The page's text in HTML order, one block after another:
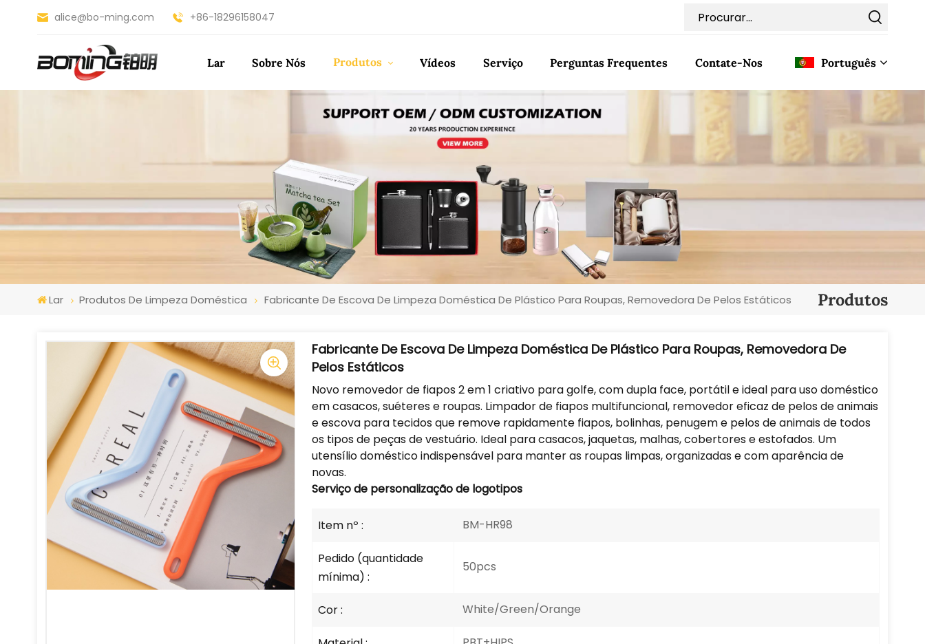
alice@bo-ming.com +86-18296158047
Lar Sobre Nós Produtos Vídeos Serviço Perguntas Frequentes Contate-Nos Português
English
Français
Español
Nederlands
العربية
Lar Produtos De Limpeza Doméstica Fabricante De Escova De Limpeza Doméstica De Plástico Para Roupas, Removedora De Pelos Estáticos Produtos
Fabricante De Escova De Limpeza Doméstica De Plástico Para Roupas, Removedora De
Pelos Estáticos
Novo removedor de fiapos 2 em 1 criativo para golfe, com dupla face, portátil e ideal para uso doméstico
em casacos, suéteres e roupas. Limpador de fiapos multifuncional, removedor eficaz de pelos de animais
e escova para tecidos que remove rapidamente fiapos, bolinhas, penugem e pelos de animais de todos
os tipos de peças de vestuário. Ideal para casacos, jaquetas, malhas, cobertores e estofados. Um
utensílio doméstico indispensável para manter as roupas limpas, organizadas e com aparência de
novas.
Serviço de personalização de logotipos
Item nº : BM-HR98
Pedido (quantidade
mínima) :
50pcs
Cor : White/Green/Orange